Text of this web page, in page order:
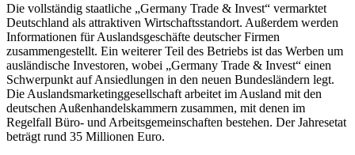
Die vollständig staatliche „Germany Trade & Invest“ vermarktet
Deutschland als attraktiven Wirtschaftsstandort. Außerdem werden
Informationen für Auslandsgeschäfte deutscher Firmen
zusammengestellt. Ein weiterer Teil des Betriebs ist das Werben um
ausländische Investoren, wobei „Germany Trade & Invest“ einen
Schwerpunkt auf Ansiedlungen in den neuen Bundesländern legt.
Die Auslandsmarketinggesellschaft arbeitet im Ausland mit den
deutschen Außenhandelskammern zusammen, mit denen im
Regelfall Büro- und Arbeitsgemeinschaften bestehen. Der Jahresetat
beträgt rund 35 Millionen Euro.